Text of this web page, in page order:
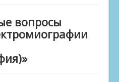
вопросы